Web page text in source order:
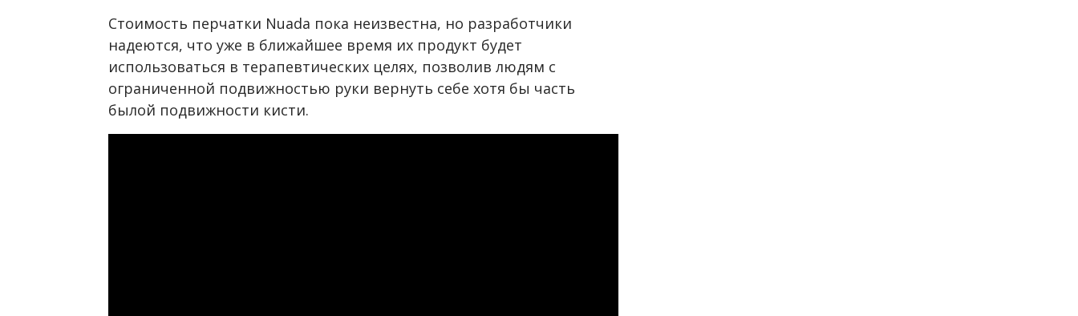
Стоимость перчатки Nuada пока неизвестна, но разработчики
надеются, что уже в ближайшее время их продукт будет
использоваться в терапевтических целях, позволив людям с
ограниченной подвижностью руки вернуть себе хотя бы часть
былой подвижности кисти.